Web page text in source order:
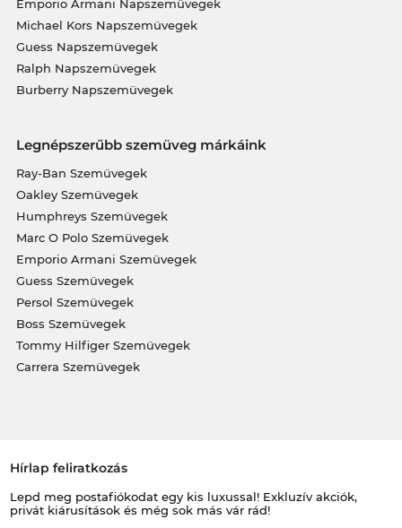
Emporio Armani Napszemüvegek
Michael Kors Napszemüvegek
Guess Napszemüvegek
Ralph Napszemüvegek
Burberry Napszemüvegek
Legnépszerűbb szemüveg márkáink
Ray-Ban Szemüvegek
Oakley Szemüvegek
Humphreys Szemüvegek
Marc O Polo Szemüvegek
Emporio Armani Szemüvegek
Guess Szemüvegek
Persol Szemüvegek
Boss Szemüvegek
Tommy Hilfiger Szemüvegek
Carrera Szemüvegek
Hírlap feliratkozás
Lepd meg postafiókodat egy kis luxussal! Exkluzív akciók,
privát kiárusítások és még sok más vár rád!